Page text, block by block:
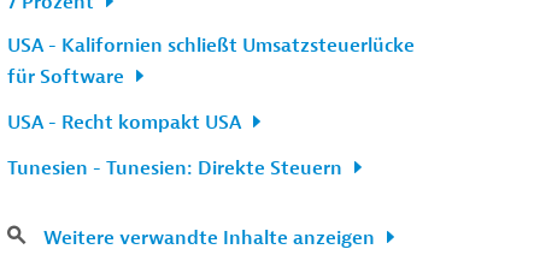
USA - Kalifornien schließt Umsatzsteuerlücke
für Software
USA - Recht kompakt USA
Tunesien - Tunesien: Direkte Steuern
Weitere verwandte Inhalte anzeigen